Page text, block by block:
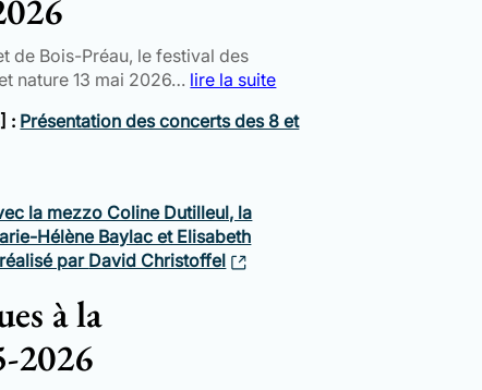
de Bois-Préau, le festival des
nature 13 mai 2026… lire la suite
: Présentation des concerts des 8 et
la mezzo Coline Dutilleul, la
arie-Hélène Baylac et Elisabeth
parDavid Christoffel
à la
2026